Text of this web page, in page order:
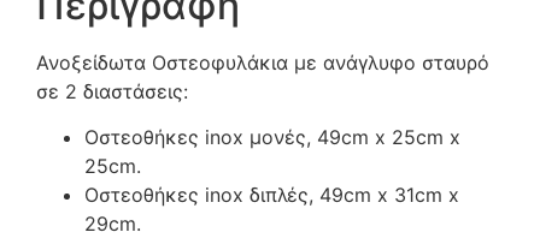
Ανοξείδωτα Οστεοφυλάκια με ανάγλυφο σταυρό
σε 2 διαστάσεις:
Οστεοθήκες inox μονές, 49cm x 25cm x
25cm.
Οστεοθήκες inox διπλές, 49cm x 31cm x
29cm.